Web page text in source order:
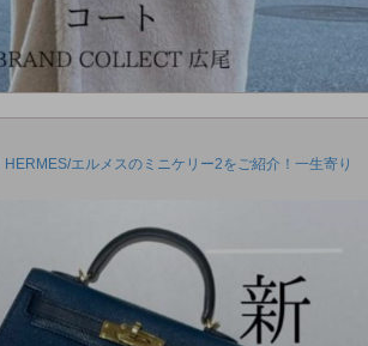
HERMES/エルメスのミニケリー2をご紹介！一生寄り